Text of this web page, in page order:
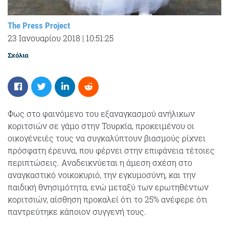
The Press Project
23 Ιανουαρίου 2018 | 10:51:25
Σχόλια
Φως στο φαινόμενο του εξαναγκασμού ανήλικων
κοριτσιών σε γάμο στην Τουρκία, προκειμένου οι
οικογένειές τους να συγκαλύπτουν βιασμούς ρίχνει
πρόσφατη έρευνα, που φέρνει στην επιφάνεια τέτοιες
περιπτώσεις. Αναδεικνύεται η άμεση σχέση στο
αναγκαστικό νοικοκυριό, την εγκυμοσύνη, και την
παιδική θνησιμότητα, ενώ μεταξύ των ερωτηθέντων
κοριτσιών, αίσθηση προκαλεί ότι το 25% ανέφερε ότι
παντρεύτηκε κάποιον συγγενή τους.